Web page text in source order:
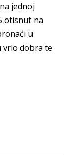
jednoj
otisnut na
u
vrlo dobra te